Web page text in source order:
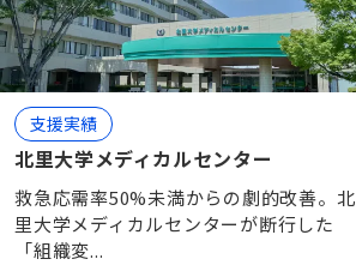
支援実績
北里大学メディカルセンター
救急応需率50%未満からの劇的改善。北
里大学メディカルセンターが断行した
「組織変...